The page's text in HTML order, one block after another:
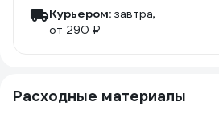
Курьером: завтра,
от 290 ₽
Расходные материалы